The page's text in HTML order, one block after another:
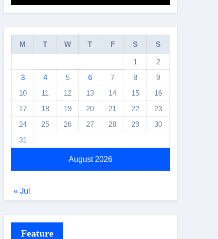
August 2026
M T W T F S S
1
2
3
4 5 6 7 8
9
10
11 12 13 14 15
16
17
18 19 20 21 22
23
24
25 26 27 28 29
30
31
« Jul
Feature